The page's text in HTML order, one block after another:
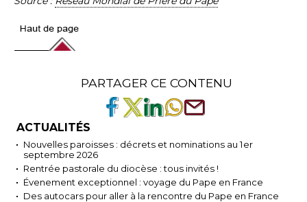
PARTAGER CE CONTENU
ACTUALITÉS
Nouvelles paroisses : décrets et nominations au 1er
septembre 2026
Rentrée pastorale du diocèse : tous invités !
Évenement exceptionnel : voyage du Pape en France
Des autocars pour aller à la rencontre du Pape en France